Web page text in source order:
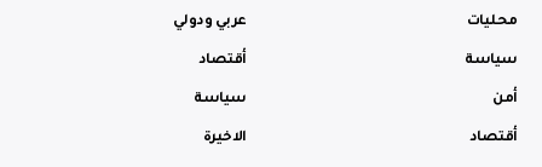
محليات
سياسة
أمن
أقتصاد
عربي ودولي
أقتصاد
سياسة
الاخيرة